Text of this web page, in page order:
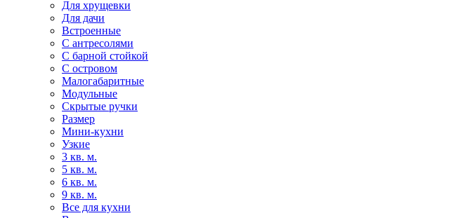
Для хрущевки
Для дачи
Встроенные
С антресолями
С барной стойкой
С островом
Малогабаритные
Модульные
Скрытые ручки
Размер
Мини-кухни
Узкие
3 кв. м.
5 кв. м.
6 кв. м.
9 кв. м.
Все для кухни